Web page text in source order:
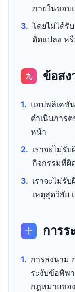
ภายในขอบ
3. โดยไม่ได้รั
ดัดแปลง ห
九 ข้อส
1. แอปพลิเคชั
ดำเนินการ
หน้า
2. เราจะไม่รั
กิจกรรมที่ผิ
3. เราจะไม่รั
เหตุสุดวิสัย
十 การร
1. การลงนาม
ระงับข้อพิพ
กฎหมายขอ